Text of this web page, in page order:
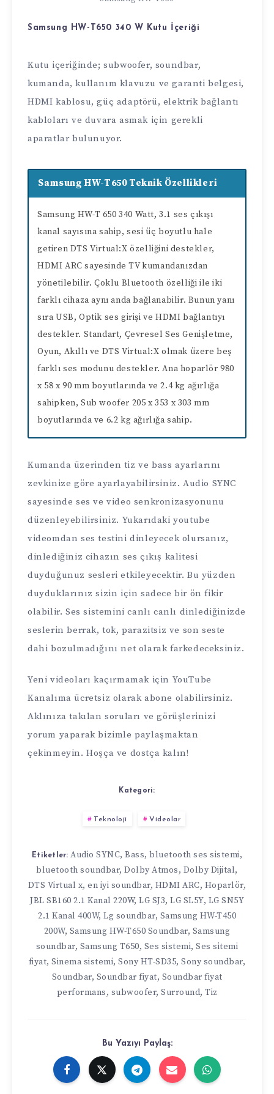
Samsung HW-T650 340 W Kutu İçeriği
Kutu içeriğinde; subwoofer, soundbar,
kumanda, kullanım klavuzu ve garanti belgesi,
HDMI kablosu, güç adaptörü, elektrik bağlantı
kabloları ve duvara asmak için gerekli
aparatlar bulunuyor.
Samsung HW-T650 Teknik Özellikleri
Samsung HW-T 650 340 Watt, 3.1 ses çıkışı
kanal sayısına sahip, sesi üç boyutlu hale
getiren DTS Virtual:X özelliğini destekler,
HDMI ARC sayesinde TV kumandanızdan
yönetilebilir. Çoklu Bluetooth özelliği ile iki
farklı cihaza aynı anda bağlanabilir. Bunun yanı
sıra USB, Optik ses girişi ve HDMI bağlantıyı
destekler. Standart, Çevresel Ses Genişletme,
Oyun, Akıllı ve DTS Virtual:X olmak üzere beş
farklı ses modunu destekler. Ana hoparlör 980
x 58 x 90 mm boyutlarında ve 2.4 kg ağırlığa
sahipken, Sub woofer 205 x 353 x 303 mm
boyutlarında ve 6.2 kg ağırlığa sahip.
Kumanda üzerinden tiz ve bass ayarlarını
zevkinize göre ayarlayabilirsiniz. Audio SYNC
sayesinde ses ve video senkronizasyonunu
düzenleyebilirsiniz. Yukarıdaki youtube
videomdan ses testini dinleyecek olursanız,
dinlediğiniz cihazın ses çıkış kalitesi
duyduğunuz sesleri etkileyecektir. Bu yüzden
duyduklarınız sizin için sadece bir ön fikir
olabilir. Ses sistemini canlı canlı dinlediğinizde
seslerin berrak, tok, parazitsiz ve son seste
dahi bozulmadığını net olarak farkedeceksiniz.
Yeni videoları kaçırmamak için YouTube
Kanalıma ücretsiz olarak abone olabilirsiniz.
Aklınıza takılan soruları ve görüşlerinizi
yorum yaparak bizimle paylaşmaktan
çekinmeyin. Hoşça ve dostça kalın!
Kategori:
Teknoloji Videolar
Etiketler: Audio SYNC, Bass, bluetooth ses sistemi,
bluetooth soundbar,Dolby Atmos, Dolby Dijital,
DTS Virtual x,en iyi soundbar, HDMI ARC, Hoparlör,
JBL SB160 2.1 Kanal 220W, LG SJ3, LG SL5Y, LG SN5Y
2.1 Kanal 400W, Lg soundbar, Samsung HW-T450
200W, Samsung HW-T650 Soundbar, Samsung
soundbar, Samsung T650, Ses sistemi,Ses sitemi
fiyat,Sinema sistemi,Sony HT-SD35,Sony soundbar,
Soundbar, Soundbar fiyat, Soundbar fiyat
performans, subwoofer, Surround, Tiz
Bu Yazıyı Paylaş: